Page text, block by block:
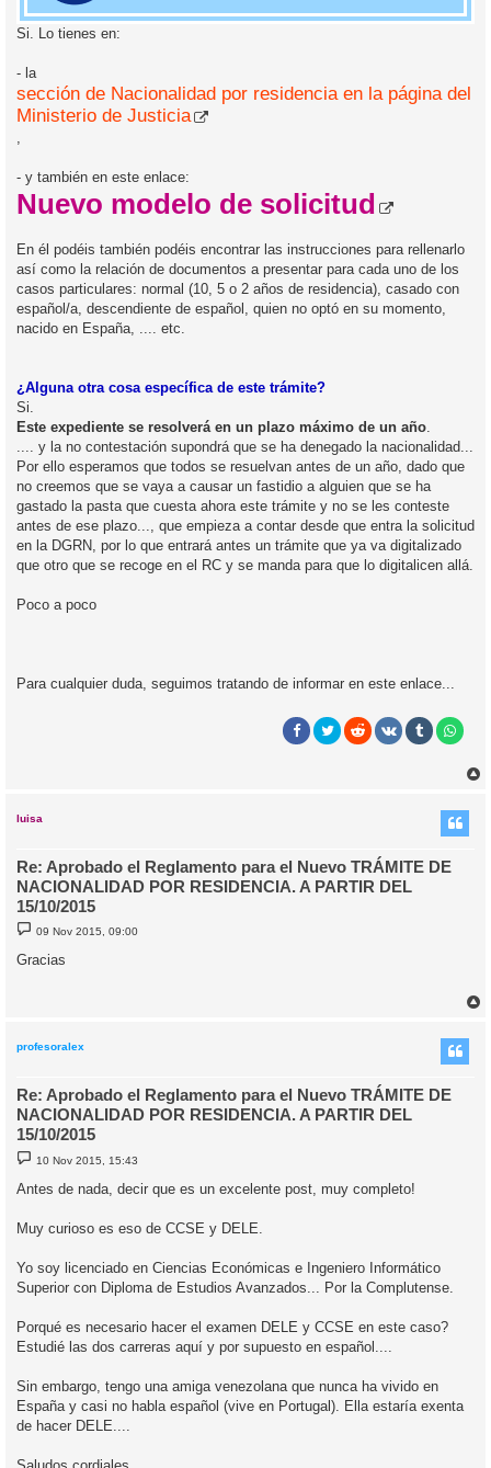
Si. Lo tienes en:
- la
sección de Nacionalidad por residencia en la página del
Ministerio de Justicia
- y también en este enlace:
Nuevo modelo de solicitud
En él podéis también podéis encontrar las instrucciones para rellenarlo
así como la relación de documentos a presentar para cada uno de los
casos particulares: normal (10, 5 o 2 años de residencia), casado con
español/a, descendiente de español, quien no optó en su momento,
nacido en España, .... etc.
¿Alguna otra cosa específica de este trámite?
Si.
Este expediente se resolverá en un plazo máximo de un año
.... y la no contestación supondrá que se ha denegado la nacionalidad...
Por ello esperamos que todos se resuelvan antes de un año, dado que
no creemos que se vaya a causar un fastidio a alguien que se ha
gastado la pasta que cuesta ahora este trámite y no se les conteste
antes de ese plazo..., que empieza a contar desde que entra la solicitud
en la DGRN, por lo que entrará antes un trámite que ya va digitalizado
que otro que se recoge en el RC y se manda para que lo digitalicen allá.
Poco a poco
Para cualquier duda, seguimos tratando de informar en este enlace...
luisa
Re: Aprobado el Reglamento para el Nuevo TRÁMITE DE
NACIONALIDAD POR RESIDENCIA. A PARTIR DEL
15/10/2015
M
e
s
09 Nov 2015, 09:00
Gracias
profesoralex
Re: Aprobado el Reglamento para el Nuevo TRÁMITE DE
NACIONALIDAD POR RESIDENCIA. A PARTIR DEL
15/10/2015
M
e
s
e
10 Nov 2015, 15:43
Antes de nada, decir que es un excelente post, muy completo!
Muy curioso es eso de CCSE y DELE.
Yo soy licenciado en Ciencias Económicas e Ingeniero Informático
Superior con Diploma de Estudios Avanzados... Por la Complutense.
Porqué es necesario hacer el examen DELE y CCSE en este caso?
Estudié las dos carreras aquí y por supuesto en español....
Sin embargo, tengo una amiga venezolana que nunca ha vivido en
España y casi no habla español (vive en Portugal). Ella estaría exenta
de hacer DELE....